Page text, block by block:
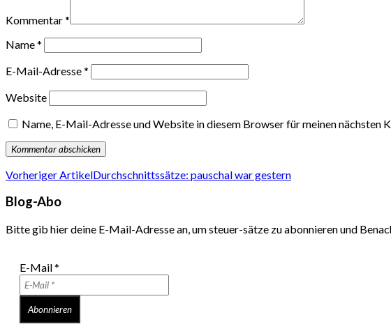
Kommentar*
Name*
E-Mail-Adresse*
Website
Name, E-Mail-Adresse und Website in diesem Browser für meinen nächsten
Vorheriger ArtikelDurchschnittssätze: pauschal war gestern
Blog-Abo
Bitte gib hier deine E-Mail-Adresse an, um steuer-sätze zu abonnieren und
E-Mail*